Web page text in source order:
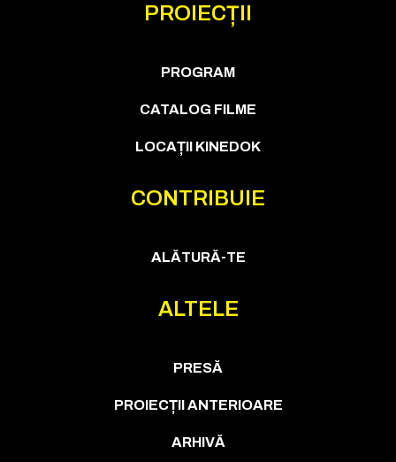
PROIECȚII
PROGRAM
CATALOG FILME
LOCAȚII KINEDOK
CONTRIBUIE
ALĂTURĂ-TE
ALTELE
PRESĂ
PROIECȚII ANTERIOARE
ARHIVĂ